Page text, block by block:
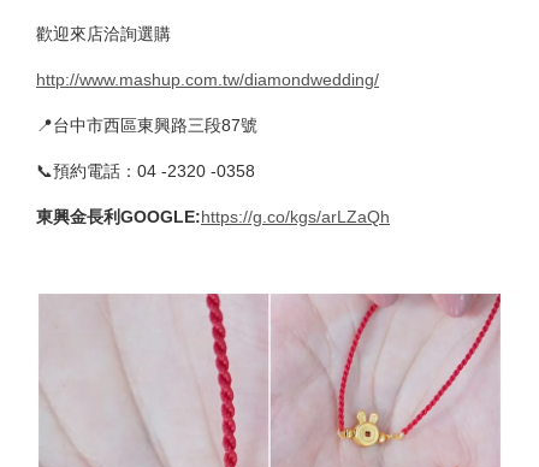
歡迎來店洽詢選購
http://www.mashup.com.tw/diamondwedding/
📍台中市西區東興路三段87號
📞預約電話：04 -2320 -0358
東興金長利GOOGLE:https://g.co/kgs/arLZaQh